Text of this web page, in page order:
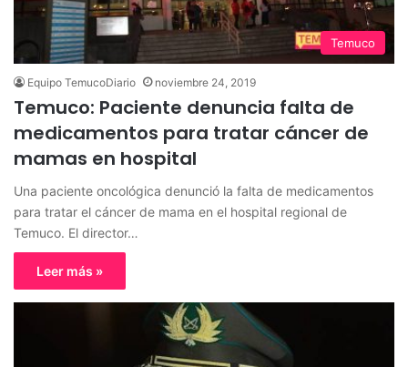
Temuco
Equipo TemucoDiario noviembre 24, 2019
Temuco: Paciente denuncia falta de
medicamentos para tratar cáncer de
mamas en hospital
Una paciente oncológica denunció la falta de medicamentos
para tratar el cáncer de mama en el hospital regional de
Temuco. El director…
Leer más »